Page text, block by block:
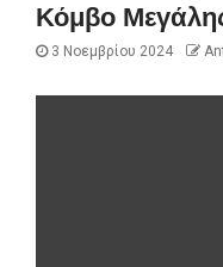
Κόμβο
3 Νοεμβρίου 2024